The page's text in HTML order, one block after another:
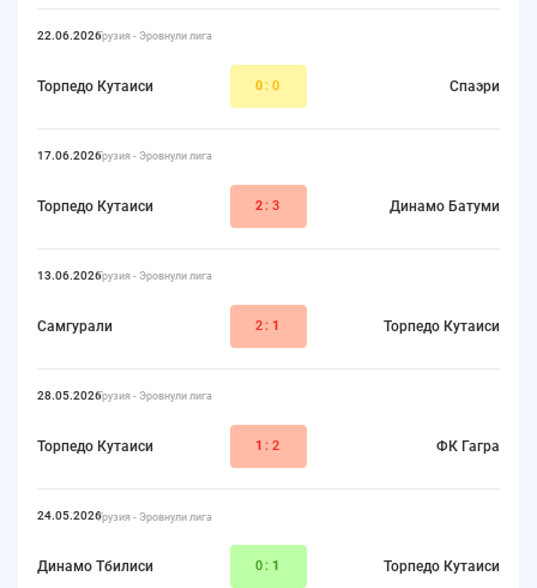
22.06.2026Грузия - Эровнули лига
Торпедо Кутаиси 0:0 Спаэри
17.06.2026Грузия - Эровнули лига
Торпедо Кутаиси 2:3 Динамо Батуми
13.06.2026Грузия - Эровнули лига
Самгурали 2: 1 Торпедо Кутаиси
28.05.2026Грузия - Эровнули лига
Торпедо Кутаиси 1:2 ФК Гагра
24.05.2026Грузия - Эровнули лига
Динамо Тбилиси 0: 1 Торпедо Кутаиси